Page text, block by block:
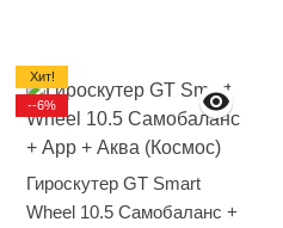
Гироскутер GT Smart
Wheel 10.5 Самобаланс +
Хит!
--6%